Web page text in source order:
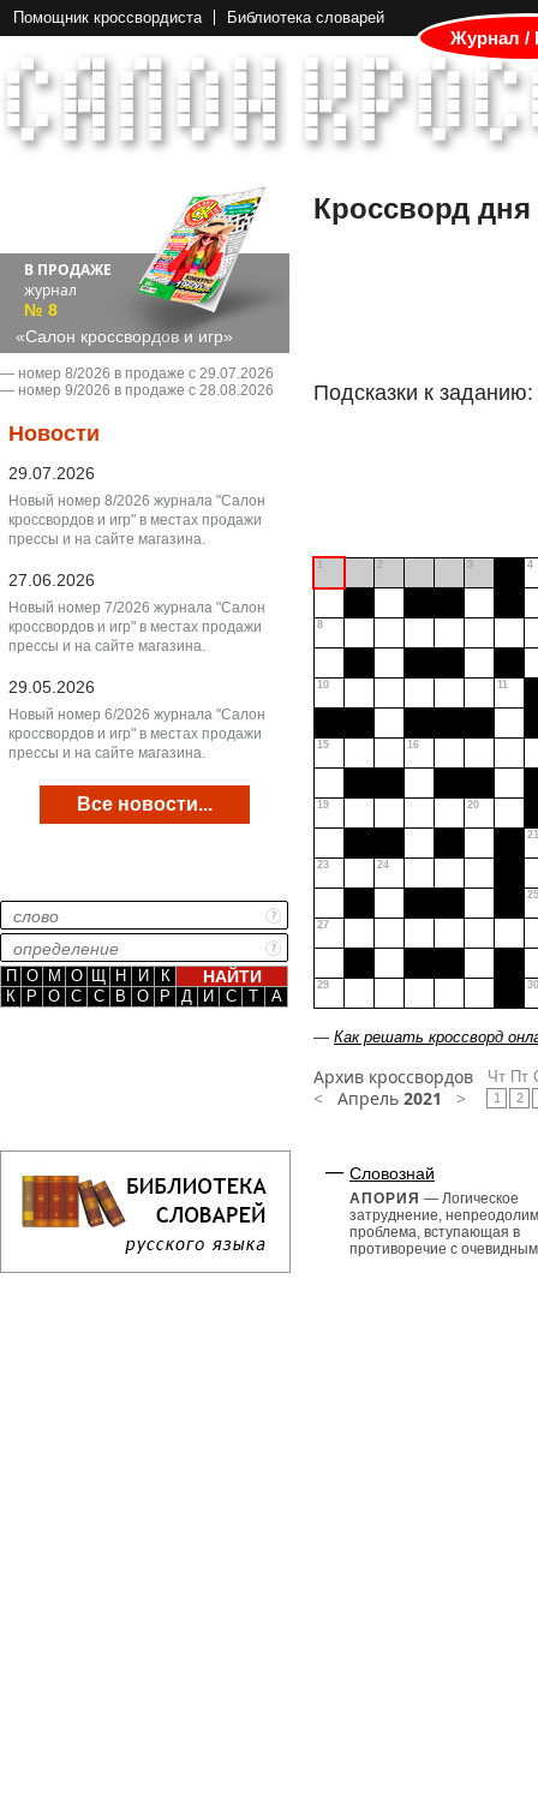
Помощник кроссвордиста Библиотека словарей
Журнал /
В ПРОДАЖЕ
журнал
№ 8
«Салон кроссвордов и игр»
― номер 8/2026 в продаже с 29.07.2026
― номер 9/2026 в продаже с 28.08.2026
Новости
29.07.2026
Новый номер 8/2026 журнала "Салон
кроссвордов и игр" в местах продажи
прессы и на сайте магазина.
27.06.2026
Новый номер 7/2026 журнала "Салон
кроссвордов и игр" в местах продажи
прессы и на сайте магазина.
29.05.2026
Новый номер 6/2026 журнала "Салон
кроссвордов и игр" в местах продажи
прессы и на сайте магазина.
Все новости...
П О М О Щ Н И
К
К
Р О С С В О Р Д И С Т А
Кроссворд дня
Подсказки к заданию:
1 2 3 4
8
10 11
15 16
19 20
21
23 24
25
27
29 30
— Как решать кроссворд
Архив кроссвордов
< Апрель 2021 >
Чт
1
Пт
2
Словознай
АПОРИЯ — Логическое
затруднение,
проблема, вступающая в
противоречие с